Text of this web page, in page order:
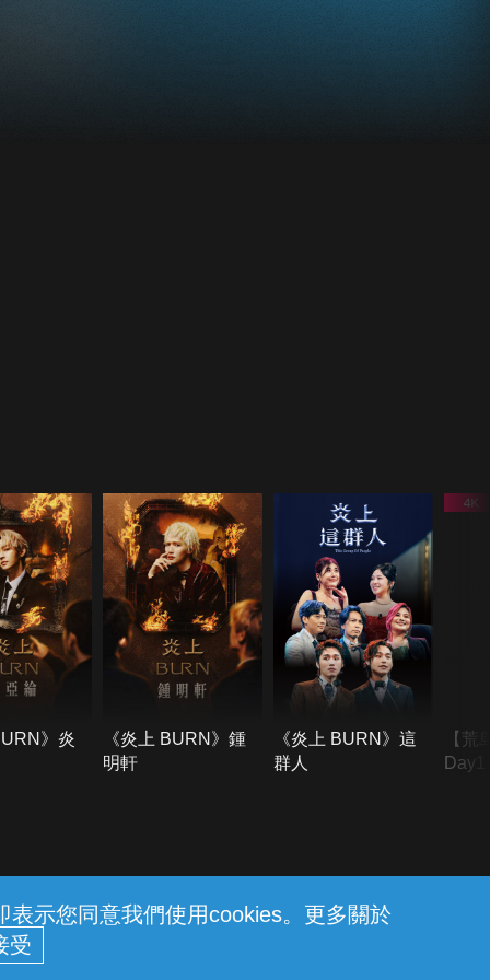
示您同意我們使用cookies。更多關於
》炎
《炎上 BURN》鍾
明軒
《炎上 BURN》這
群人
【荒